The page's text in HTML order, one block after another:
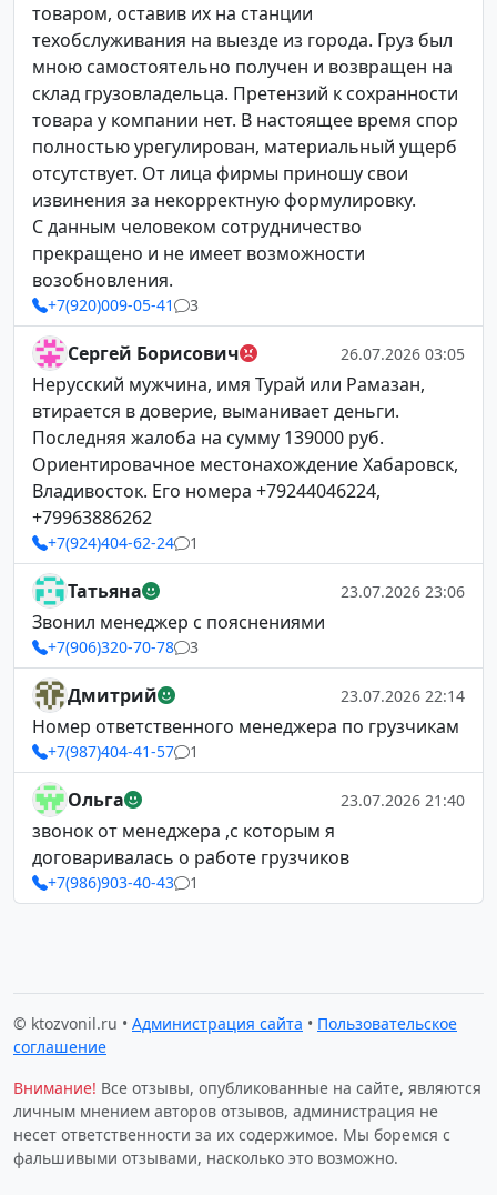
товаром, оставив их на станции
техобслуживания на выезде из города. Груз был
мною самостоятельно получен и возвращен на
склад грузовладельца. Претензий к сохранности
товара у компании нет. В настоящее время спор
полностью урегулирован, материальный ущерб
отсутствует. От лица фирмы приношу свои
извинения за некорректную формулировку.
С данным человеком сотрудничество
прекращено и не имеет возможности
возобновления.
+7(920)009-05-41 3
Сергей Борисович 26.07.2026 03:05
Нерусский мужчина, имя Турай или Рамазан,
втирается в доверие, выманивает деньги.
Последняя жалоба на сумму 139000 руб.
Ориентировачное местонахождение Хабаровск,
Владивосток. Его номера +79244046224,
+79963886262
+7(924)404-62-24 1
Татьяна 23.07.2026 23:06
Звонил менеджер с пояснениями
+7(906)320-70-78 3
Дмитрий 23.07.2026 22:14
Номер ответственного менеджера по грузчикам
+7(987)404-41-57 1
Ольга 23.07.2026 21:40
звонок от менеджера ,с которым я
договаривалась о работе грузчиков
+7(986)903-40-43 1
© ktozvonil.ru • Администрация сайта • Пользовательское
соглашение
Внимание! Все отзывы, опубликованные на сайте, являются
личным мнением авторов отзывов, администрация не
несет ответственности за их содержимое. Мы боремся с
фальшивыми отзывами, насколько это возможно.